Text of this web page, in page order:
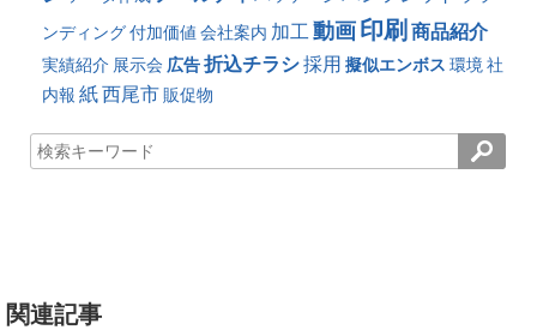
ンディング付加価値 会社案内 加工 動画印刷 商品紹介
実績紹介 展示会 広告折込チラシ採用 擬似エンボス 環境 社
内報 紙西尾市 販促物
関連記事